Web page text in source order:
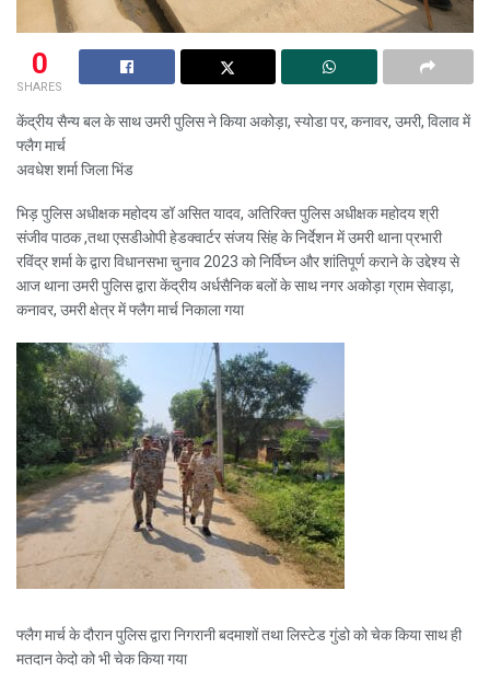
0
SHARES
केंद्रीय सैन्य बल के साथ उमरी पुलिस ने किया अकोड़ा, स्योडा पर, कनावर, उमरी, विलाव में
फ्लैग मार्च
अवधेश शर्मा जिला भिंड
भिड़ पुलिस अधीक्षक महोदय डॉ असित यादव, अतिरिक्त पुलिस अधीक्षक महोदय श्री
संजीव पाठक ,तथा एसडीओपी हेडक्वार्टर संजय सिंह के निर्देशन में उमरी थाना प्रभारी
रविंद्र शर्मा के द्वारा विधानसभा चुनाव 2023 को निर्विघ्न और शांतिपूर्ण कराने के उद्देश्य से
आज थाना उमरी पुलिस द्वारा केंद्रीय अर्धसैनिक बलों के साथ नगर अकोड़ा ग्राम सेवाड़ा,
कनावर, उमरी क्षेत्र में फ्लैग मार्च निकाला गया
फ्लैग मार्च के दौरान पुलिस द्वारा निगरानी बदमाशों तथा लिस्टेड गुंडो को चेक किया साथ ही
मतदान केदो को भी चेक किया गया